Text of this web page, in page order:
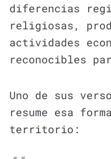
diferencias
religiosas,
actividades
reconocibles
Uno de sus
resume esa
territorio: